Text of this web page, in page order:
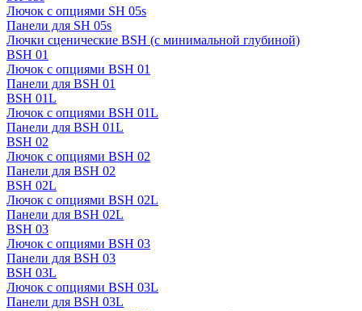
Лючок с опциями SH 05s
Панели для SH 05s
Лючки сценические BSH (с минимальной глубиной)
BSH 01
Лючок с опциями BSH 01
Панели для BSH 01
BSH 01L
Лючок с опциями BSH 01L
Панели для BSH 01L
BSH 02
Лючок с опциями BSH 02
Панели для BSH 02
BSH 02L
Лючок с опциями BSH 02L
Панели для BSH 02L
BSH 03
Лючок с опциями BSH 03
Панели для BSH 03
BSH 03L
Лючок с опциями BSH 03L
Панели для BSH 03L